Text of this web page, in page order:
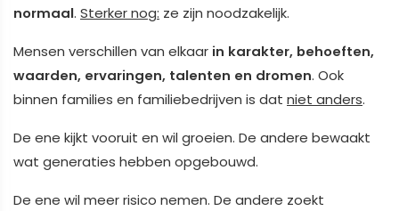
normaal. Sterker nog: ze zijn noodzakelijk.
Mensen verschillen van elkaar in karakter, behoeften,
waarden, ervaringen, talenten en dromen. Ook
binnen families en familiebedrijven is dat niet anders.
De ene kijkt vooruit en wil groeien. De andere bewaakt
wat generaties hebben opgebouwd.
De ene wil meer risico nemen. De andere zoekt